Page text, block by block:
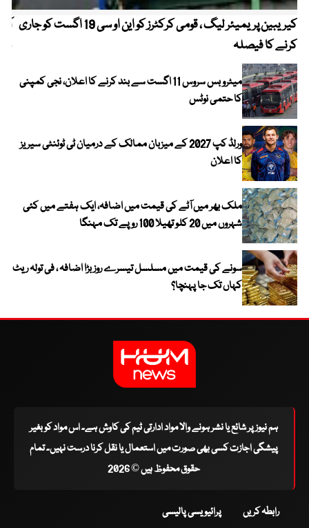
کیریبین پریمیئر لیگ ، قومی کرکٹرز کو این او سی 19 اگست کو جاری
کرنے کا فیصلہ
میٹرو بس سروس 11 اگست سے بند کرنے کا اعلان، نجی کمپنی
کا حتمی نوٹس
ورلڈ کپ 2027 کے میزبان ممالک کے درمیان ٹی ٹوئنٹی سیریز
کا اعلان
ملک بھر میں آٹے کی قیمت میں اضافہ، ایک ہفتے میں کئی
شہروں میں 20 کلو تھیلا 100 روپے تک مہنگا
سونے کی قیمت میں مسلسل تیسرے روز بڑا اضافہ ، فی تولہ ریٹ
کہاں تک جا پہنچا؟
ہم نیوز پر شائع یا نشر ہونے والا مواد ادارتی ٹیم کی کاوش ہے۔ اس مواد کو بغیر
پیشگی اجازت کسی بھی صورت میں استعمال یا نقل کرنا درست نہیں۔ تمام
حقوق محفوظ ہیں © 2026
رابطہ کریں پرائیویسی پالیسی